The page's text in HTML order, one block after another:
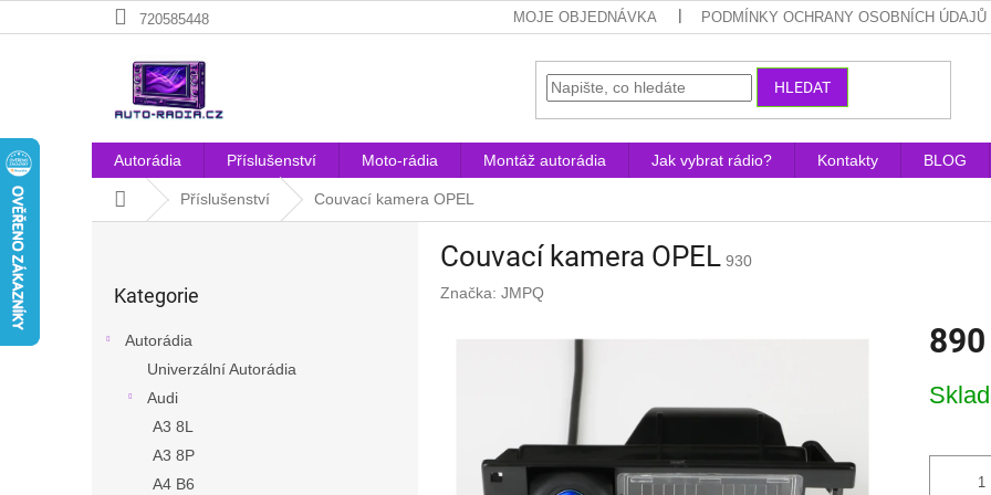
na
720585448 MOJE OBJEDNÁVKA PODMÍNKY OCHRANY OSOBNÍCH ÚDAJŮ
HLEDAT
Autorádia Příslušenství Moto-rádia Montáž autorádia Jak vybrat rádio? Kontakty BLOG
Domů Příslušenství Couvací kamera OPEL
kategorie
Kategorie
Autorádia
Univerzální Autorádia
Audi
A3 8L
A3 8P
A4 B6
Couvací kamera OPEL 930
Značka: JMPQ
cena: